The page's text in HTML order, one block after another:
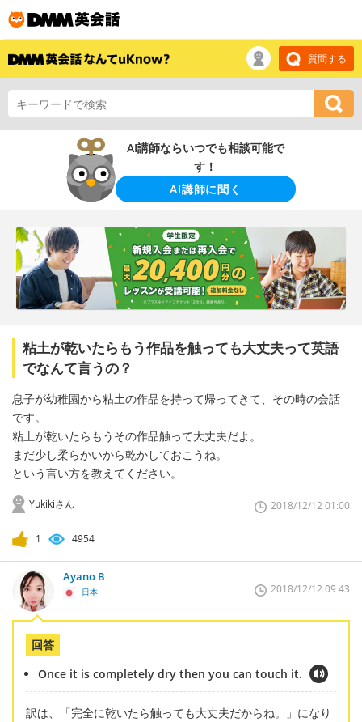
質問する
AI講師ならいつでも相談可能で
す！
AI講師に聞く
粘土が乾いたらもう作品を触っても大丈夫って英語
でなんて言うの？
息子が幼稚園から粘土の作品を持って帰ってきて、その時の会話
です。
粘土が乾いたらもうその作品触って大丈夫だよ。
まだ少し柔らかいから乾かしておこうね。
という言い方を教えてください。
Yukikiさん 2018/12/12 01:00
1 4954
Ayano B
日本 2018/12/12 09:43
回答
Once it is completely dry then you can touch it.
訳は、「完全に乾いたら触っても大丈夫だからね。」になり